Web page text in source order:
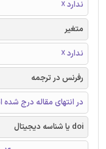
ندارد ☓
متغیر
ندارد ☓
رفرنس در ترجمه
در انتهای مقاله درج
doi یا شناسه دیجیتال